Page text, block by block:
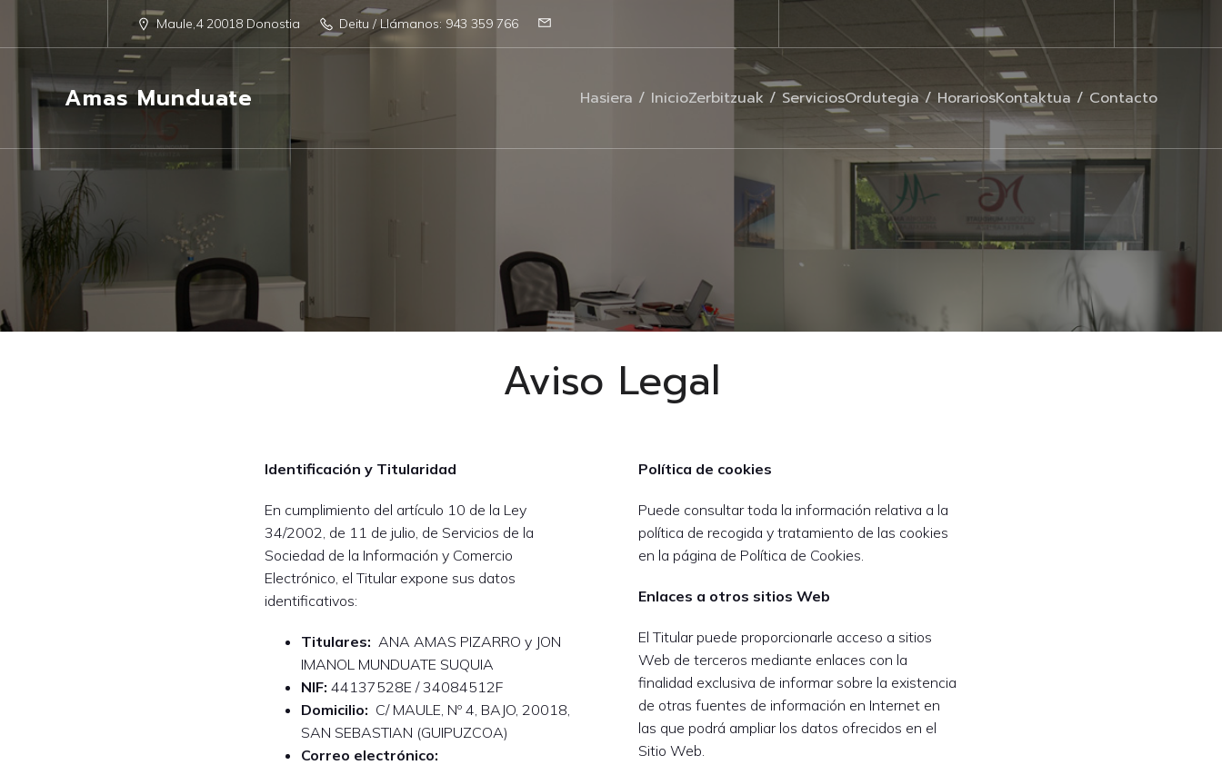
Maule,4 20018 Donostia Deitu / Llámanos: 943 359 766
Amas Munduate Hasiera / InicioZerbitzuak / ServiciosOrdutegia / HorariosKontaktua / Contacto
Aviso Legal
Identificación y Titularidad
En cumplimiento del artículo 10 de la Ley
34/2002, de 11 de julio, de Servicios de la
Sociedad de la Información y Comercio
Electrónico, el Titular expone sus datos
identificativos:
Titulares: ANA AMAS PIZARRO y JON
IMANOL MUNDUATE SUQUIA
NIF: 44137528E / 34084512F
Domicilio: C/ MAULE, Nº 4, BAJO, 20018,
SAN SEBASTIAN (GUIPUZCOA)
Correo electrónico:
Política de cookies
Puede consultar toda la información relativa a la
política de recogida y tratamiento de las cookies
en la página de Política de Cookies.
Enlaces a otros sitios Web
El Titular puede proporcionarle acceso a sitios
Web de terceros mediante enlaces con la
finalidad exclusiva de informar sobre la existencia
de otras fuentes de información en Internet en
las que podrá ampliar los datos ofrecidos en el
Sitio Web.